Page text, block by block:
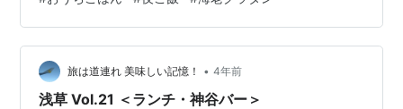
旅は道連れ 美味しい記憶！ • 4年前
浅草 Vol.21 ＜ランチ・神谷バー＞